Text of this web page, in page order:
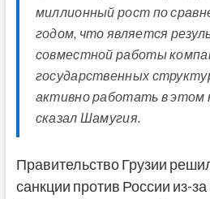
миллионный рост по
годом, что является
совместной работы
государственных
активно работать в этом
сказал Шамугия.
Правительство Грузии
санкции против России из-